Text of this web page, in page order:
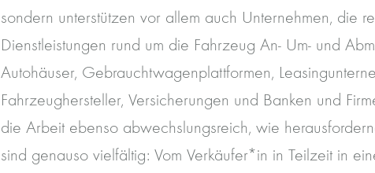
sondern unterstützen vor allem auch Unternehmen, die
Dienstleistungen rund um die Fahrzeug An- Um- und
Autohäuser, Gebrauchtwagenplattformen,
Fahrzeughersteller, Versicherungen und Banken und
die Arbeit ebenso abwechslungsreich, wie
sind genauso vielfältig: Vom Verkäufer*in in Teilzeit in